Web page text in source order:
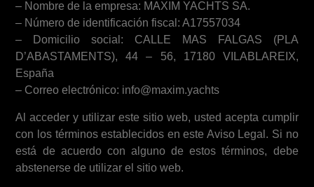
– Nombre de la empresa: MAXIM YACHTS SA.
– Número de identificación fiscal: A17557034
– Domicilio social: CALLE MAS FALGAS (PLA
D’ABASTAMENTS), 44 – 56, 17180 VILABLAREIX,
España
– Correo electrónico: info@maxim.yachts
Al acceder y utilizar este sitio web, usted acepta cumplir
con los términos establecidos en este Aviso Legal. Si no
está de acuerdo con alguno de estos términos, debe
abstenerse de utilizar el sitio web.